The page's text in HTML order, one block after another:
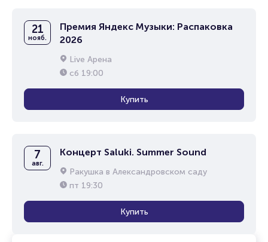
21
нояб.
Премия Яндекс Музыки: Распаковка
2026
Live Арена
сб 19:00
Купить
7
авг.
Концерт Saluki. Summer Sound
Ракушка в Александровском саду
пт 19:30
Купить